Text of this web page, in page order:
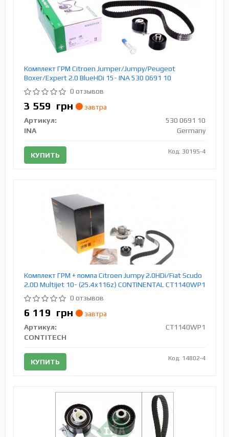
Комплект ГРМ Citroen Jumper/Jumpy/Peugeot
Boxer/Expert 2.0 BlueHDi 15- INA 530 0691 10
0 отзывов
3 559 грн
завтра
Артикул:
530 0691 10
INA
Germany
КУПИТЬ Код: 30195-4
Комплект ГРМ + помпа Citroen Jumpy 2.0HDi/Fiat Scudo
2.0D Multijet 10- (25.4x116z) CONTINENTAL CT1140WP1
0 отзывов
6 119 грн
завтра
Артикул:
CT1140WP1
CONTITECH
КУПИТЬ Код: 14802-4